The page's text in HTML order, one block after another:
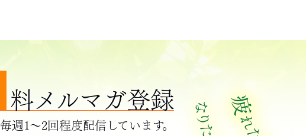
料メルマガ登録
毎週1～2回程度配信しています。